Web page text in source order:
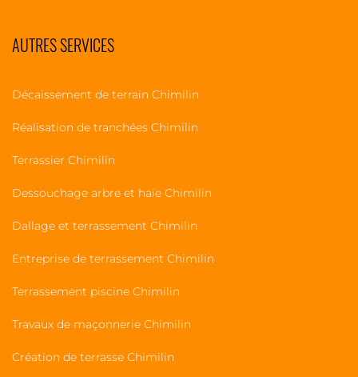
AUTRES SERVICES
Décaissement de terrain Chimilin
Réalisation de tranchées Chimilin
Terrassier Chimilin
Dessouchage arbre et haie Chimilin
Dallage et terrassement Chimilin
Entreprise de terrassement Chimilin
Terrassement piscine Chimilin
Travaux de maçonnerie Chimilin
Création de terrasse Chimilin